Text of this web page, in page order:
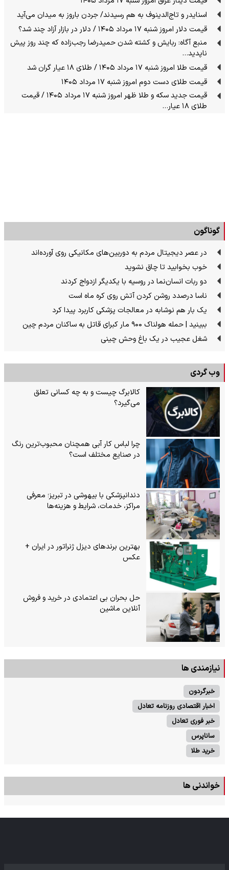
اسنایدر و تاج‌الدینوف به هم رسیدند/ جردن باروز به میدان می‌آید
قیمت دلار امروز شنبه ۱۷ مرداد ۱۴۰۵ / دلار در بازار آزاد چند شد؟
منبع آگاه: ربایش و کشته شدن حمیدرضا رجب‌زاده که چند روز پیش
ناپدید…
قیمت طلا امروز شنبه ۱۷ مرداد ۱۴۰۵ / طلای ۱۸ عیار گران شد
قیمت طلای دست دوم امروز شنبه ۱۷ مرداد ۱۴۰۵
قیمت جدید سکه و طلا ظهر امروز شنبه ۱۷ مرداد ۱۴۰۵ / قیمت
طلای ۱۸ عیار…
گوناگون
در عصر دیجیتال مردم به دوربین‌های مکانیکی روی آورده‌اند
خوب بخوابید تا چاق نشوید
دو ربات انسان‌نما در روسیه با یکدیگر ازدواج کردند
ناسا درصدد روشن کردن آتش روی کره ماه است
یک بار هم نوشابه در معالجات پزشکی کاربرد پیدا کرد
ببینید | حمله هولناک ۹۰۰ مار کبرای قاتل به ساکنان مردم چین
شغل عجیب در یک باغ وحش چینی
وب گردی
کالابرگ چیست و به چه کسانی تعلق
می‌گیرد؟
چرا لباس کار آبی همچنان محبوب‌ترین رنگ
در صنایع مختلف است؟
دندانپزشکی با بیهوشی در تبریز؛ معرفی
مراکز، خدمات، شرایط و هزینه‌ها
بهترین برندهای دیزل ژنراتور در ایران +
عکس
حل بحران بی‌ اعتمادی در خرید و فروش
آنلاین ماشین
نیازمندی ها
خبرگردون
اخبار اقتصادی روزنامه تعادل
خبر فوری تعادل
ساناپرس
خرید طلا
خواندنی ها